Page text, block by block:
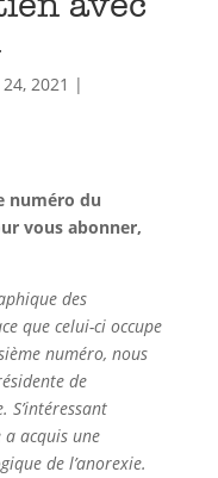
2021 |
numéro du
vous abonner,
des
que celui-ci occupe
numéro, nous
de
S’intéressant
acquis une
de l’anorexie.